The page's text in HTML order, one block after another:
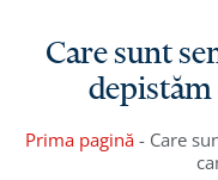
Care sunt
depistăm
Prima pagină - Care